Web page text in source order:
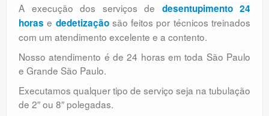
A execução dos serviços de desentupimento 24
horas e dedetizaçãosão feitos por técnicos treinados
com um atendimento excelente e a contento.
Nosso atendimento é de 24 horas em toda São Paulo
e Grande São Paulo.
Executamos qualquer tipo de serviço seja na tubulação
de 2″ ou 8″ polegadas.